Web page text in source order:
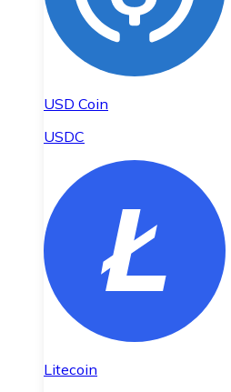
USD Coin
USDC
Litecoin